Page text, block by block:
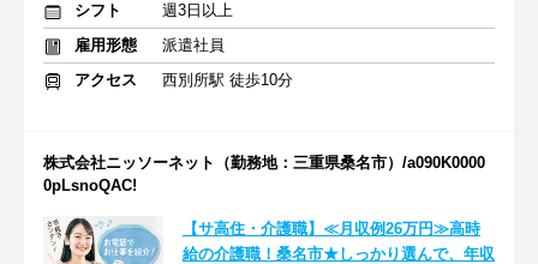
シフト
週3日以上
雇用形態
派遣社員
アクセス
西別所駅 徒歩10分
株式会社ニッソーネット（勤務地：三重県桑名市）/a090K0000
0pLsnoQAC!
【サ高住・介護職】≪月収例26万円≫高時
給の介護職！桑名市★しっかり選んで、年収